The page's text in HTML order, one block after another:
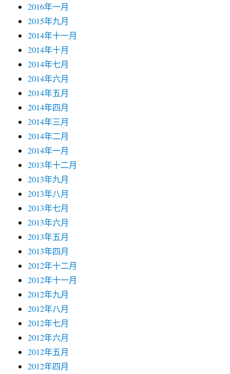
2016年一月
2015年九月
2014年十一月
2014年十月
2014年七月
2014年六月
2014年五月
2014年四月
2014年三月
2014年二月
2014年一月
2013年十二月
2013年九月
2013年八月
2013年七月
2013年六月
2013年五月
2013年四月
2012年十二月
2012年十一月
2012年九月
2012年八月
2012年七月
2012年六月
2012年五月
2012年四月